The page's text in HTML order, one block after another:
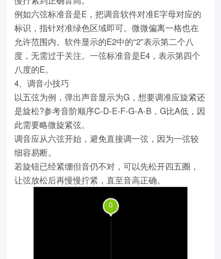
例如六弦标准音是E，把调音软件对准E字母对应的
标识，指针对准绿色区域即可。微微偏离一格也在
允许范围内。软件显示的E2中的“2”表示第二个八
度，无需过于关注。一弦标准音是E4，表示第四个
八度的E。
4、调音小技巧
以五弦为例，弹出声音显示为G，想要调准应旋紧还
是旋松?参考音阶顺序C-D-E-F-G-A-B，G比A低，因
此需要略微旋紧弦。
调音应从六弦开始，避免直接调一弦，因为一弦较
细容易断。
若旋钮已经紧绷但音仍不对，可以先松开四五圈，
让弦放松后再慢慢拧紧，直至音高正确。